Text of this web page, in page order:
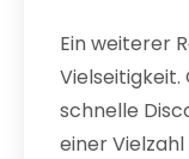
Ein weiterer
schnelle
einer